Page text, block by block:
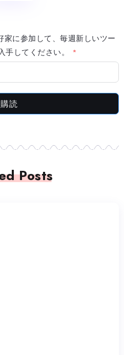
家に参加して、毎週新しいツー
してください。
購読
Posts